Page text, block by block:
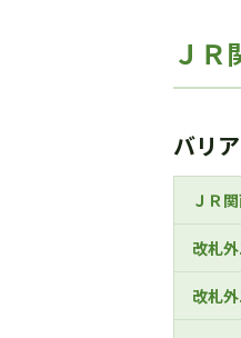
ＪＲ
バリ
ＪＲ
改札
改札